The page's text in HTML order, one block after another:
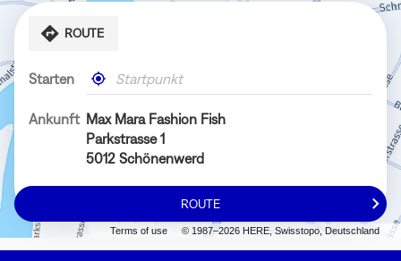
Terms of use © 1987–2026 HERE, Swisstopo, Deutschland
ROUTE
Starten
,
Bongénie-
Store
finden
In
Nähe
Ankunft Max Mara Fashion Fish
Parkstrasse 1
5012 Schönenwerd
ROUTE
ZUM
MAX
MARA
FASHION